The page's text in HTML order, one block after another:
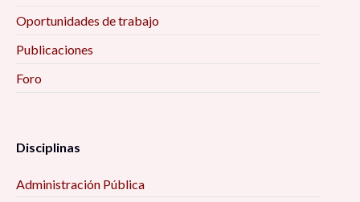
Oportunidades de trabajo
Publicaciones
Foro
Disciplinas
Administración Pública